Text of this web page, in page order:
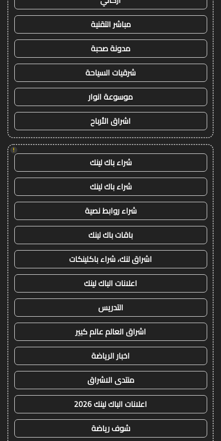
مباشر التقنية
مدونة صحبة
شرقيات السياحة
موسوعة انوار
اشراق الأرباح
!
شراء باك لينك
شراء باك لينك
شراء روابط نصية
باقات باك لينك
اشراق لنك، شراء باكلينكات
اعلانات الباك لينك
التدريس
اشراق العالم عالم كبير
اخبار الرياضة
منتدى الاشراق
اعلانات الباك لينك 2026
شوف رياضة